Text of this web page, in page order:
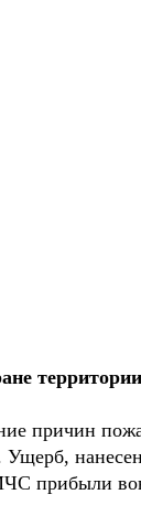
причин
Ущерб,
прибыли